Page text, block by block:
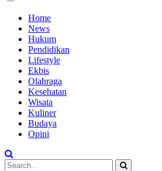
Home
News
Hukum
Pendidikan
Lifestyle
Ekbis
Olahraga
Kesehatan
Wisata
Kuliner
Budaya
Opini